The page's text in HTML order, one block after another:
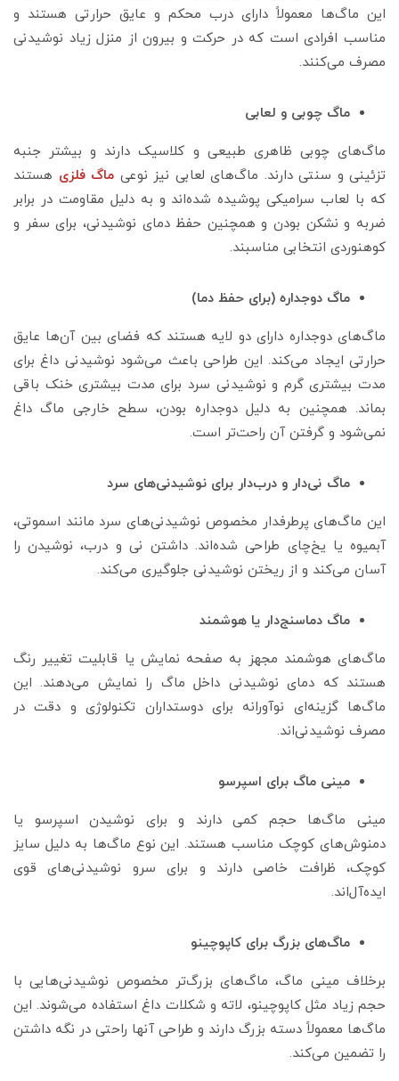
این ماگ‌ها معمولاً دارای درب محکم و عایق حرارتی هستند و
مناسب افرادی است که در حرکت و بیرون از منزل زیاد نوشیدنی
مصرف می‌کنند.
ماگ چوبی و لعابی
ماگ‌های چوبی ظاهری طبیعی و کلاسیک دارند و بیشتر جنبه
تزئینی و سنتی دارند. ماگ‌های لعابی نیز نوعی ماگ فلزی هستند
که با لعاب سرامیکی پوشیده شده‌اند و به دلیل مقاومت در برابر
ضربه و نشکن بودن و همچنین حفظ دمای نوشیدنی، برای سفر و
کوهنوردی انتخابی مناسبند.
ماگ دوجداره (برای حفظ دما)
ماگ‌های دوجداره دارای دو لایه هستند که فضای بین آن‌ها عایق
حرارتی ایجاد می‌کند. این طراحی باعث می‌شود نوشیدنی داغ برای
مدت بیشتری گرم و نوشیدنی سرد برای مدت بیشتری خنک باقی
بماند. همچنین به دلیل دوجداره بودن، سطح خارجی ماگ داغ
نمی‌شود و گرفتن آن راحت‌تر است.
ماگ نی‌دار و درب‌دار برای نوشیدنی‌های سرد
این ماگ‌های پرطرفدار مخصوص نوشیدنی‌های سرد مانند اسموتی،
آبمیوه یا یخ‌چای طراحی شده‌اند. داشتن نی و درب، نوشیدن را
آسان می‌کند و از ریختن نوشیدنی جلوگیری می‌کند.
ماگ دماسنج‌دار یا هوشمند
ماگ‌های هوشمند مجهز به صفحه نمایش یا قابلیت تغییر رنگ
هستند که دمای نوشیدنی داخل ماگ را نمایش می‌دهند. این
ماگ‌ها گزینه‌ای نوآورانه برای دوستداران تکنولوژی و دقت در
مصرف نوشیدنی‌اند.
مینی ماگ برای اسپرسو
مینی ماگ‌ها حجم کمی دارند و برای نوشیدن اسپرسو یا
دمنوش‌های کوچک مناسب هستند. این نوع ماگ‌ها به دلیل سایز
کوچک، ظرافت خاصی دارند و برای سرو نوشیدنی‌های قوی
ایده‌آل‌اند.
ماگ‌های بزرگ برای کاپوچینو
برخلاف مینی ماگ، ماگ‌های بزرگ‌تر مخصوص نوشیدنی‌هایی با
حجم زیاد مثل کاپوچینو، لاته و شکلات داغ استفاده می‌شوند. این
ماگ‌ها معمولاً دسته بزرگ دارند و طراحی آنها راحتی در نگه داشتن
را تضمین می‌کند.